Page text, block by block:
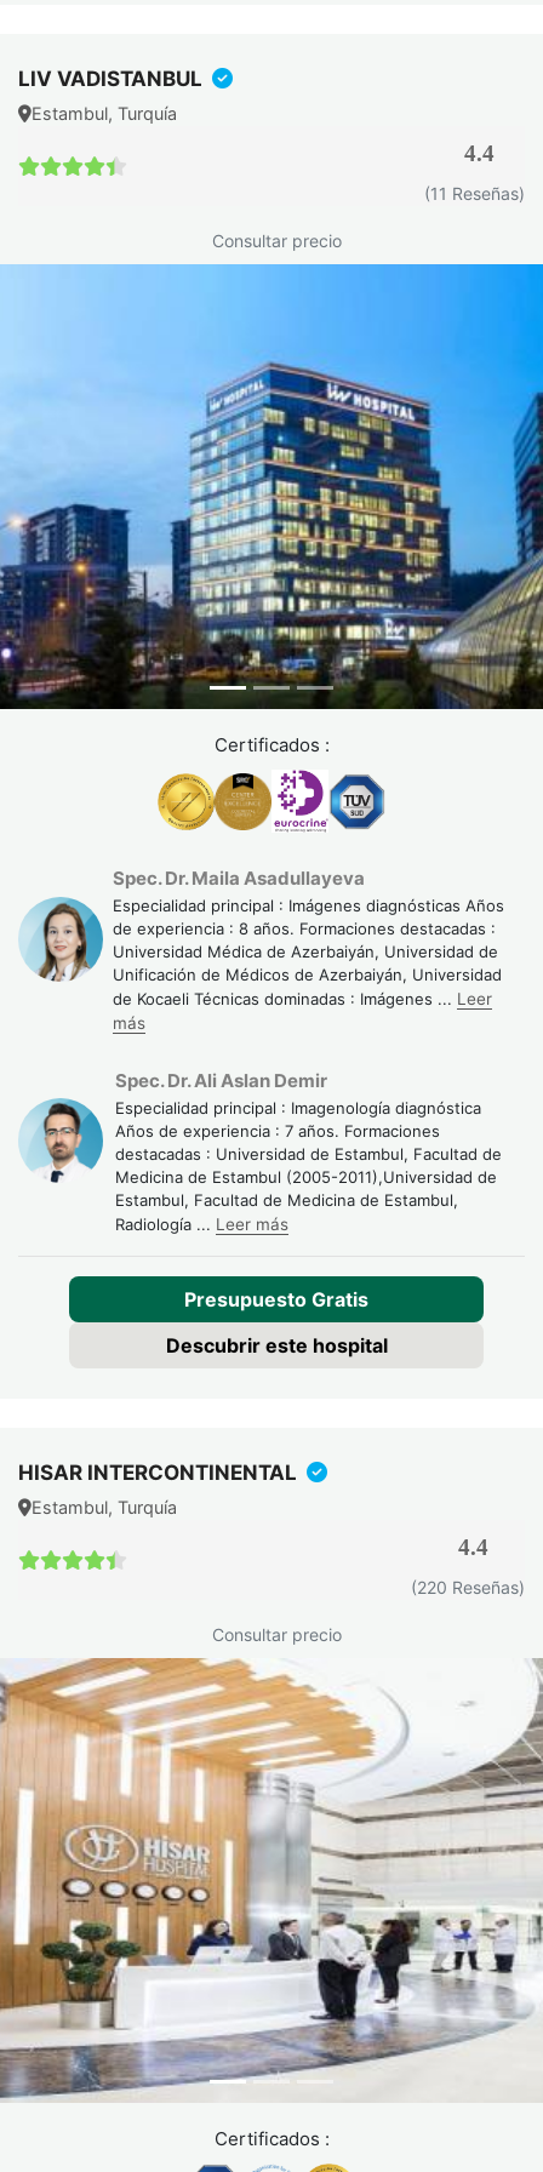
temporales para tumores hipervascularizados.
esencial. Los centros acreditados en Turquía cuentan con
sistemas de intercomunicación bidireccional. Esto
tranquiliza al paciente durante el escaneo y permite
interrumpir si es necesario.
Una vez realizado el TAC, el radiólogo analiza las imágenes
detalladamente. Este proceso requiere experiencia y
formación especializada. El informe final es exhaustivo y
clínicamente relevante.
Proceso de análisis:
El radiólogo examina cada corte transversal
sistemáticamente. Utiliza ventanas de visualización
específicas para tejido óseo, pulmón, mediastino y
abdomen. Compara hallazgos con estudios previos cuando
están disponibles. Mide lesiones, evalúa densidades
anormales y describe la localización precisa de patología.
Según el American College of Radiology, el tiempo de
interpretación varía entre 20 y 45 minutos según la
complejidad del caso.
Descripción técnica del estudio realizado y parámetros
de adquisición
Hallazgos positivos y negativos sistematizados por
región anatómica
Mediciones de lesiones con seguimiento de cambios
Impresión diagnóstica con conclusiones clínicas
relevantes
Recomendaciones para seguimiento o estudios
complementarios
El informe del TAC se envía al médico prescriptor en
Turquía ofrece envío de resultados por correo electrónico
seguro con encriptación. Los CD con imágenes DICOM se
UnTAC puede dar lugar a complicaciones
aunque son infrecuentes cuando se sigue el protocolo
adecuado. La mayoría son prevenibles con medidas de
precaución.
Durante un TAC, usted estará expuesto a radiaciones
ionizantes. Dado que un TAC recoge información mediante
múltiples proyecciones, la dosis de radiación es superior a
radiografías simples. Sin embargo, es significativamente
menor que tomografía computarizada antigua. La dosis
efectiva típica es de 5 a 10 milisieverts para TC abdominal.
Según laInternational Commission on Radiological
Protection, este nivel de exposición presenta riesgo teórico
mínimo de malignidad a largo plazo, estimado en 73 casos
adicionales por millón de personas expuestas.
Reacciones al contraste:
Si se utiliza contraste intravenoso, pueden ocurrir
reacciones alérgicas leves a graves. Las reacciones leves
incluyen prurito, enrojecimiento cutáneo y náuseas. Las
reacciones graves son raras, ocurriendo en menos del
0.04% de los casos. Incluyen anafilaxia, edema laríngeo y
LIV VADISTANBUL
Estambul, Turquía
4.4
(11 Reseñas)
Consultar precio
Certificados :
Spec. Dr. Maila Asadullayeva
Especialidad principal : Imágenes diagnósticas Años
de experiencia : 8 años. Formaciones destacadas :
Universidad Médica de Azerbaiyán, Universidad de
Unificación de Médicos de Azerbaiyán, Universidad
de Kocaeli Técnicas dominadas : Imágenes ... Leer
más
Spec. Dr. Ali Aslan Demir
Especialidad principal : Imagenología diagnóstica
Años de experiencia : 7 años. Formaciones
destacadas : Universidad de Estambul, Facultad de
Medicina de Estambul (2005-2011),Universidad de
Estambul, Facultad de Medicina de Estambul,
Radiología ... Leer más
Presupuesto Gratis
Descubrir este hospital
HISAR INTERCONTINENTAL
Estambul, Turquía
4.4
(220 Reseñas)
Consultar precio
Certificados :